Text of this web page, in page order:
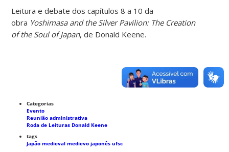
Leitura e debate dos capítulos 8 a 10 da
obra Yoshimasa and the Silver Pavilion: The Creation
of the Soul of Japan, de Donald Keene.
Categorias
Evento
Reunião administrativa
Roda de Leituras Donald Keene
tags
Japão medievalmedievo japonêsufsc